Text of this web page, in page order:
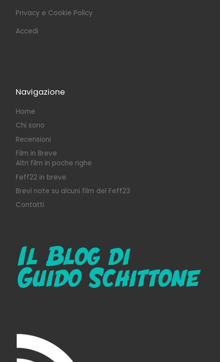
Privacy e Cookie Policy
Accedi
Navigazione
Home
Chi sono
Recensioni
Film in Breve
Altri film in poche righe
Feff22 in breve
Brevi note su alcuni film del Feff23
Contatti